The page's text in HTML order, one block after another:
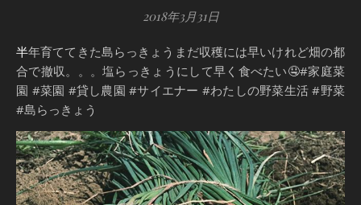
2018年3月31日
半年育ててきた島らっきょうまだ収穫には早いけれど畑の都
合で撤収。。。塩らっきょうにして早く食べたい🤤#家庭菜
園 #菜園 #貸し農園 #サイエナー #わたしの野菜生活 #野菜
#島らっきょう